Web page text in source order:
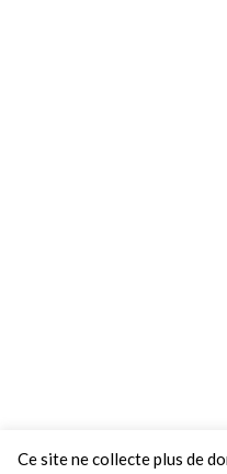
Ce site ne collecte plus de